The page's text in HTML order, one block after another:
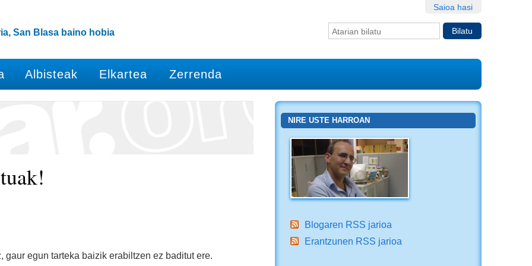
Saioa hasi
Bilatu atarian
San Blasa baino hobia
Albisteak Elkartea Zerrenda
egun tarteka baizik erabiltzen ez baditut ere.
NIRE USTE HARROAN
Blogaren RSS jarioa
Erantzunen RSS jarioa